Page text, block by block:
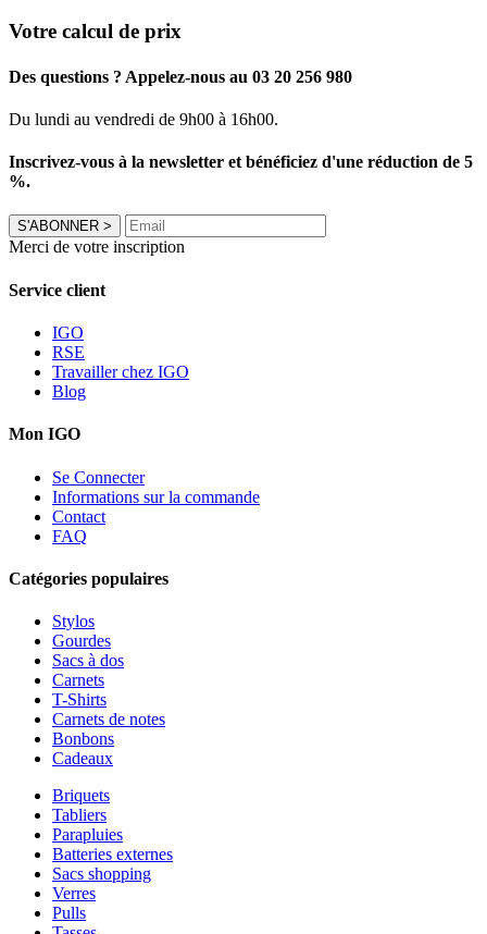
Votre calcul de prix
Des questions ? Appelez-nous au 03 20 256 980
Du lundi au vendredi de 9h00 à 16h00.
Inscrivez-vous à la newsletter et bénéficiez d'une réduction de 5
%.
S'ABONNER >
Merci de votre inscription
Service client
IGO
RSE
Travailler chez IGO
Blog
Mon IGO
Se Connecter
Informations sur la commande
Contact
FAQ
Catégories populaires
Stylos
Gourdes
Sacs à dos
Carnets
T-Shirts
Carnets de notes
Bonbons
Cadeaux
Briquets
Tabliers
Parapluies
Batteries externes
Sacs shopping
Verres
Pulls